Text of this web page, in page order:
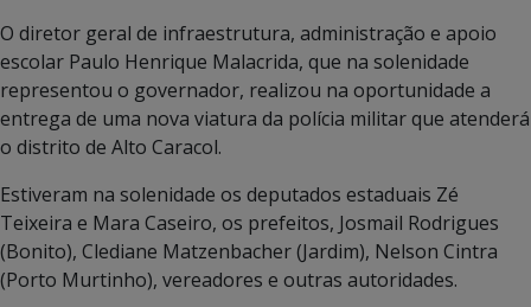
O diretor geral de infraestrutura, administração e apoio
escolar Paulo Henrique Malacrida, que na solenidade
representou o governador, realizou na oportunidade a
entrega de uma nova viatura da polícia militar que atenderá
o distrito de Alto Caracol.
Estiveram na solenidade os deputados estaduais Zé
Teixeira e Mara Caseiro, os prefeitos, Josmail Rodrigues
(Bonito), Clediane Matzenbacher (Jardim), Nelson Cintra
(Porto Murtinho), vereadores e outras autoridades.